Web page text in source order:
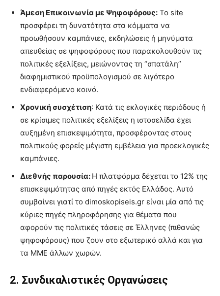
Άμεση Επικοινωνία με Ψηφοφόρους: Το site
προσφέρει τη δυνατότητα στα κόμματα να
προωθήσουν καμπάνιες, εκδηλώσεις ή μηνύματα
απευθείας σε ψηφοφόρους που παρακολουθούν τις
πολιτικές εξελίξεις, μειώνοντας τη “σπατάλη”
διαφημιστικού προϋπολογισμού σε λιγότερο
ενδιαφερόμενο κοινό.
Χρονική συσχέτιση: Κατά τις εκλογικές περιόδους ή
σε κρίσιμες πολιτικές εξελίξεις η ιστοσελίδα έχει
αυξημένη επισκεψιμότητα, προσφέροντας στους
πολιτικούς φορείς μέγιστη εμβέλεια για προεκλογικές
καμπάνιες.
Διεθνής παρουσία: Η πλατφόρμα δέχεται το 12% της
επισκεψιμότητας από πηγές εκτός Ελλάδος. Αυτό
συμβαίνει γιατί το dimoskopiseis.gr είναι μία από τις
κύριες πηγές πληροφόρησης για θέματα που
αφορούν τις πολιτικές τάσεις σε Έλληνες (πιθανώς
ψηφοφόρους) που ζουν στο εξωτερικό αλλά και για
τα ΜΜΕ άλλων χωρών.
2. Συνδικαλιστικές Οργανώσεις